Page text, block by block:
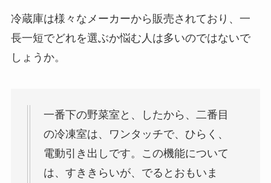
冷蔵庫は様々なメーカーから販売されており、一
長一短でどれを選ぶか悩む人は多いのではないで
しょうか。
一番下の野菜室と、したから、二番目
の冷凍室は、ワンタッチで、ひらく、
電動引き出しです。この機能について
は、すききらいが、でるとおもいま